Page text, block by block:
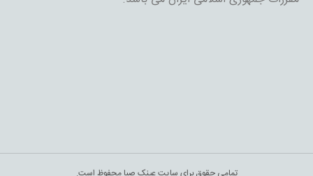
تمامی حقوق برای سایت عینک صبا محفوظ است.